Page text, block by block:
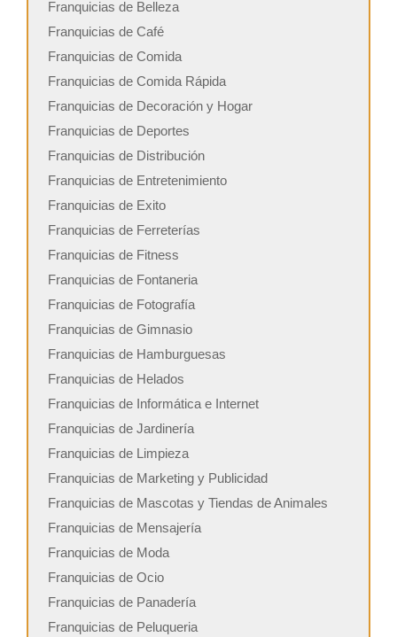
Franquicias de Belleza
Franquicias de Café
Franquicias de Comida
Franquicias de Comida Rápida
Franquicias de Decoración y Hogar
Franquicias de Deportes
Franquicias de Distribución
Franquicias de Entretenimiento
Franquicias de Exito
Franquicias de Ferreterías
Franquicias de Fitness
Franquicias de Fontaneria
Franquicias de Fotografía
Franquicias de Gimnasio
Franquicias de Hamburguesas
Franquicias de Helados
Franquicias de Informática e Internet
Franquicias de Jardinería
Franquicias de Limpieza
Franquicias de Marketing y Publicidad
Franquicias de Mascotas y Tiendas de Animales
Franquicias de Mensajería
Franquicias de Moda
Franquicias de Ocio
Franquicias de Panadería
Franquicias de Peluqueria